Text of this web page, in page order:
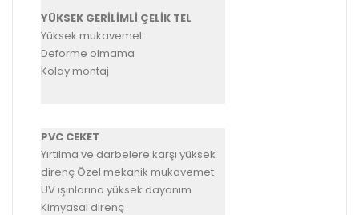
YÜKSEK GERİLİMLİ ÇELİK TEL
Yüksek mukavemet
Deforme olmama
Kolay montaj
PVC CEKET
Yırtılma ve darbelere karşı yüksek
direnç Özel mekanik mukavemet
UV ışınlarına yüksek dayanım
Kimyasal direnç